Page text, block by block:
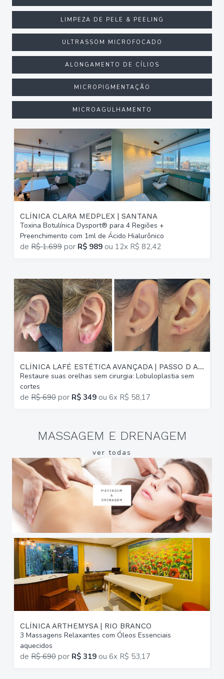
LIMPEZA DE PELE & PEELING
ULTRASSOM MICROFOCADO
ALONGAMENTO DE CÍLIOS
MICROPIGMENTAÇÃO
MICROAGULHAMENTO
CLÍNICA CLARA MEDPLEX | SANTANA
Toxina Botulínica Dysport® para 4 Regiões +
Preenchimento com 1ml de Ácido Hialurônico
de R$ 1.699 por R$ 989 ou 12x R$ 82,42
CLÍNICA LAFÉ ESTÉTICA AVANÇADA | PASSO D AREIA
Restaure suas orelhas sem cirurgia: Lobuloplastia sem
cortes
de R$ 690 por R$ 349 ou 6x R$ 58,17
MASSAGEM E DRENAGEM
ver todas
CLÍNICA ARTHEMYSA | RIO BRANCO
3 Massagens Relaxantes com Óleos Essenciais
aquecidos
de R$ 690 por R$ 319 ou 6x R$ 53,17